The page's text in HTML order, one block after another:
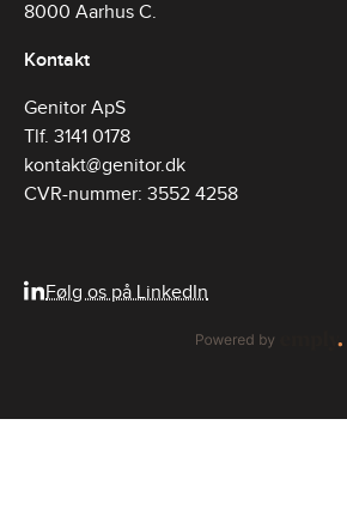
8000 Aarhus C.
Kontakt
Genitor ApS
Tlf. 3141 0178
kontakt@genitor.dk
CVR-nummer: 3552 4258
Følg os på LinkedIn